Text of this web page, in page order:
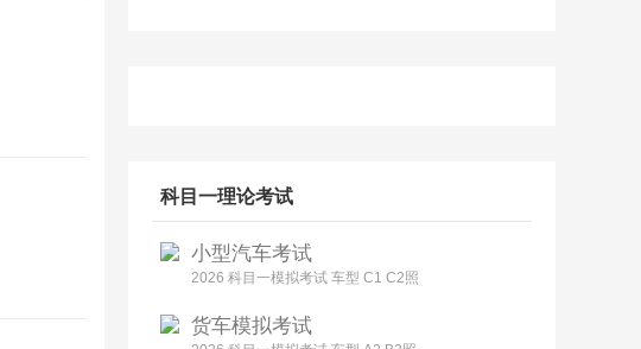
科目一理论考试
小型汽车考试
2026 科目一模拟考试 车型 C1 C2照
货车模拟考试